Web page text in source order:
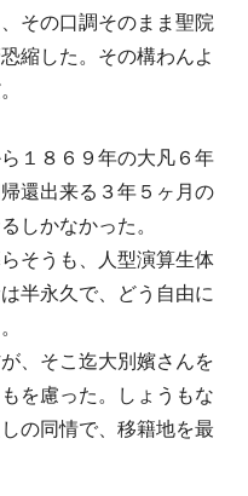
その口調そのまま聖院
縮した。その構わんよ
１８６９年の大凡６年
還出来る３年５ヶ月の
しかなかった。
そうも、人型演算生体
半永久で、どう自由に
、そこ迄大別嬪さんを
を慮った。しょうもな
の同情で、移籍地を最